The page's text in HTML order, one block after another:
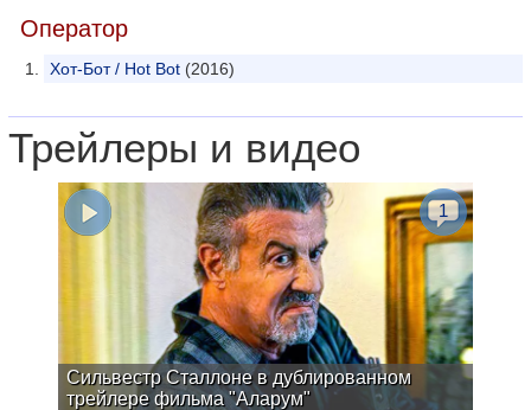
Оператор
Хот-Бот / Hot Bot (2016)
Трейлеры и видео
Сильвестр Сталлоне в дублированном
трейлере фильма "Аларум"
1